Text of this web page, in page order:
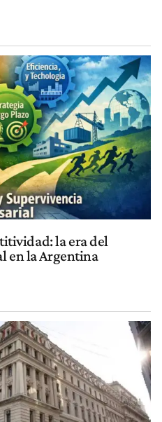
la era del
en la Argentina